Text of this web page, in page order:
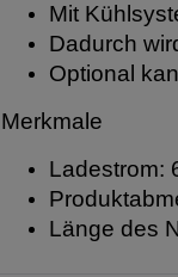
Mit
Dadurch
Optional
Merkmale
Ladestrom:
Länge des